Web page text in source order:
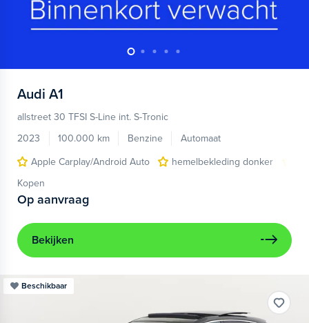
Audi A1
allstreet 30 TFSI S-Line int. S-Tronic
2023
100.000 km Benzine
Automaat
Apple Carplay/Android Auto
hemelbekleding donker
Kopen
Op aanvraag
Bekijken
Beschikbaar